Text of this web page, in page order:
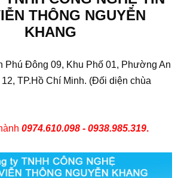
THÔNG NGUYỄN
KHANG
Phú Đông 09, Khu Phố 01, Phường An
TP.Hồ Chí Minh. (Đối diện chùa
0974.610.098 - 0938.985.319.